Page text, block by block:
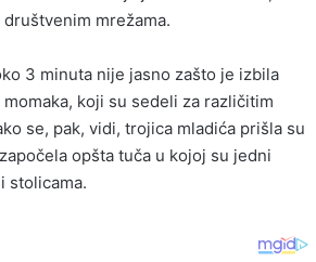
mrežama.
3 minuta nije jasno zašto je izbila
koji su sedeli za različitim
se, pak, vidi, trojica mladića prišla su
opšta tuča u kojoj su jedni
stolicama.